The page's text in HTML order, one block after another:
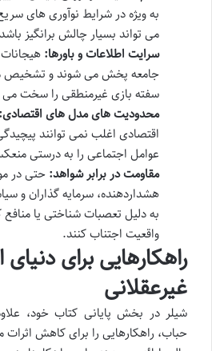
به ویژه در شرایط نوآوری های
می تواند بسیار چالش برانگیز
سرایت اطلاعات و باورها:
جامعه پخش می شوند و تشخیص
سفته بازی غیرمنطقی را سخت می
محدودیت های مدل های اقتصادی:
اقتصادی اغلب نمی توانند
عوامل اجتماعی را به درستی
مقاومت در برابر شواهد: حتی در
هشداردهنده، سرمایه گذاران و
به دلیل تعصبات شناختی یا
واقعیت اجتناب کنند.
راهکارهایی برای
غیرعقلانی
شیلر در بخش پایانی کتاب خود،
حباب، راهکارهایی را برای کاهش